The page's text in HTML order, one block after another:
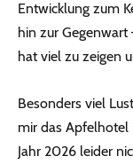
Entwicklung zum
hin zur
hat viel zu zeigen
Besonders viel
mir das Apfelhotel
Jahr 2026 leider